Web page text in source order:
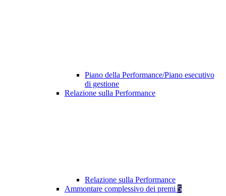
Piano della Performance/Piano esecutivo
di gestione
Relazione sulla Performance
Relazione sulla Performance
Ammontare complessivo dei premi 5